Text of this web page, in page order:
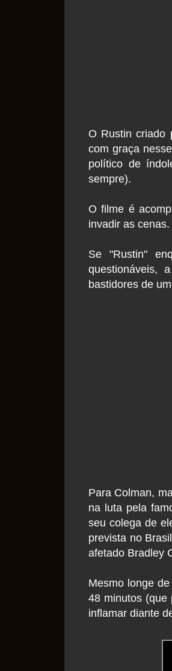
O Rustin criado
com graça
político de
sempre).
O filme é
invadir as
Se "Rustin"
questionáveis,
bastidores de
Para Colman,
na luta pela
seu colega de
prevista no
afetado Bradley
Mesmo longe
48 minutos (que
inflamar diante